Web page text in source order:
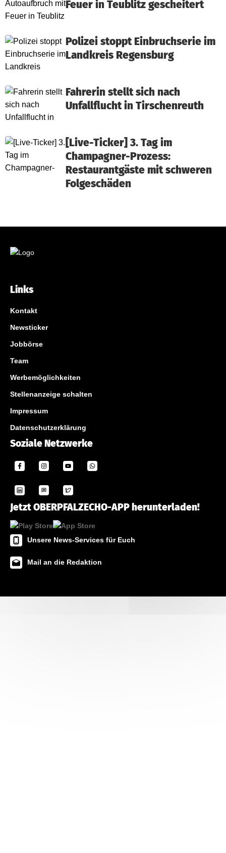
Feuer in Teublitz gescheitert
Polizei stoppt Einbruchserie im
Landkreis Regensburg
Fahrerin stellt sich nach
Unfallflucht in Tirschenreuth
[Live-Ticker] 3. Tag im
Champagner-Prozess:
Restaurantgäste mit schweren
Folgeschäden
Links
Kontakt
Newsticker
Jobbörse
Team
Werbemöglichkeiten
Stellenanzeige schalten
Impressum
Datenschutzerklärung
Soziale Netzwerke
Jetzt OBERPFALZECHO-APP herunterladen!
Unsere News-Services für Euch
Mail an die Redaktion